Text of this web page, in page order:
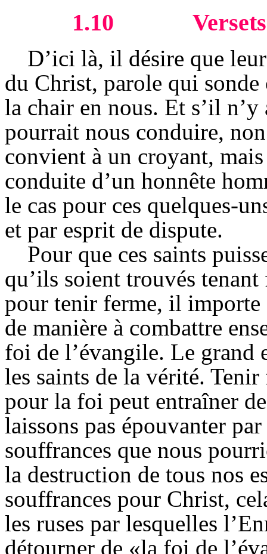
1.10
D’ici là, il désire que
du Christ, parole qui sonde
la chair en nous. Et s’il
pourrait nous conduire,
convient à un croyant,
conduite d’un honnête
le cas pour ces quelques-
et par esprit de dispute.
Pour que ces saints
qu’ils soient trouvés
pour tenir ferme, il importe
de manière à combattre
foi de l’évangile. Le grand
les saints de la vérité.
pour la foi peut entraîner
laissons pas épouvanter
souffrances que nous
la destruction de tous nos
souffrances pour Christ,
les ruses par lesquelles l’
détourner de «la foi de